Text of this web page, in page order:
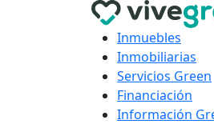
Inmuebles
Inmobiliarias
Servicios Green
Financiación
Información